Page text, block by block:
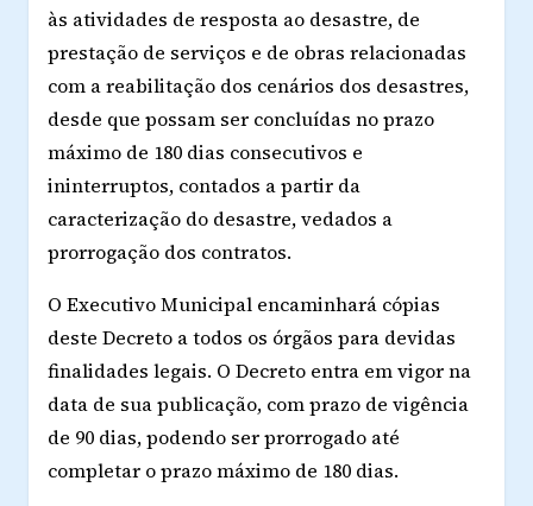
às atividades de resposta ao desastre, de
prestação de serviços e de obras relacionadas
com a reabilitação dos cenários dos desastres,
desde que possam ser concluídas no prazo
máximo de 180 dias consecutivos e
ininterruptos, contados a partir da
caracterização do desastre, vedados a
prorrogação dos contratos.
O Executivo Municipal encaminhará cópias
deste Decreto a todos os órgãos para devidas
finalidades legais. O Decreto entra em vigor na
data de sua publicação, com prazo de vigência
de 90 dias, podendo ser prorrogado até
completar o prazo máximo de 180 dias.